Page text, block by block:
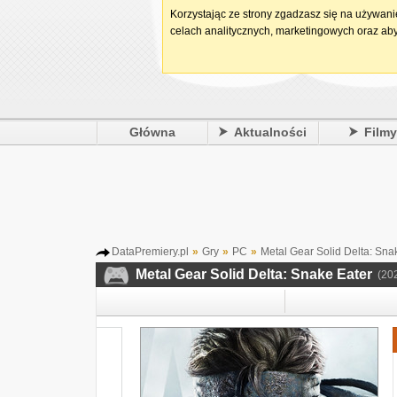
Główna Aktualności Filmy
DataPremiery.pl » Gry » PC » Metal Gear Solid Delta:
Metal Gear Solid Delta: Snake Eater
Korzystając ze strony zgadzasz się na
celach analitycznych, marketingowych oraz